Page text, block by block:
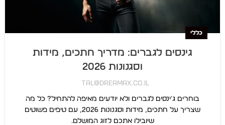
כללי
גינסים לגברים: מדריך חתכים, מידות
וסגנונות 2026
Tal@dreamax.co.il
בוחרים ג'ינסים לגברים ולא יודעים מאיפה להתחיל? כל מה
שצריך על חתכים, מידות וסגנונות 2026, עם טיפים פשוטים
שיובילו אתכם לזוג המושלם.